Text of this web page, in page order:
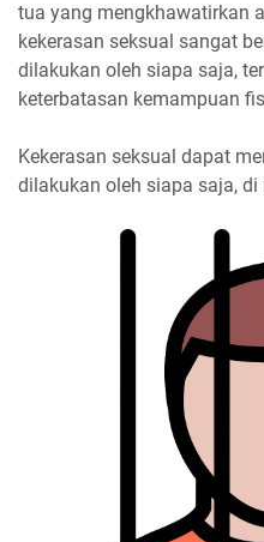
tua yang mengkhawatirkan
kekerasan seksual sangat
dilakukan oleh siapa saja,
keterbatasan kemampuan
Kekerasan seksual dapat
dilakukan oleh siapa saja,